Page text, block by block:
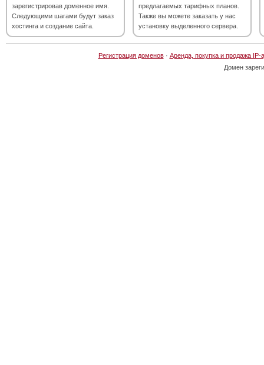
зарегистрировав доменное имя.
Следующими шагами будут заказ
хостинга и создание сайта.
предлагаемых тарифных планов.
Также вы можете заказать у нас
установку выделенного сервера.
Регистрация доменов· Аренда, покупка и продажа IP-
Домен